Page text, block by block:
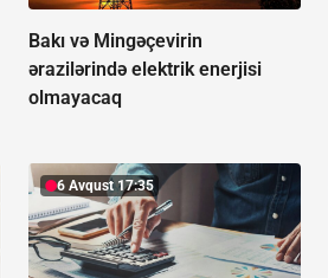
Bakı və Mingəçevirin
ərazilərində elektrik enerjisi
olmayacaq
6 Avqust 17:35